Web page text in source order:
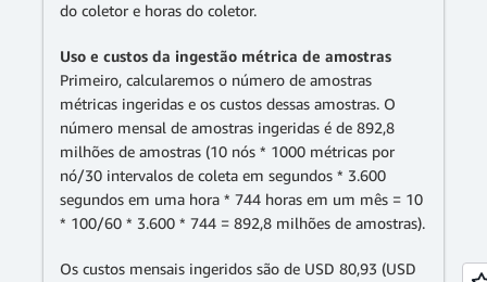
do coletor e horas do coletor.
Uso e custos da ingestão métrica de amostras
Primeiro, calcularemos o número de amostras
métricas ingeridas e os custos dessas amostras. O
número mensal de amostras ingeridas é de 892,8
milhões de amostras (10 nós * 1000 métricas por
nó/30 intervalos de coleta em segundos * 3.600
segundos em uma hora * 744 horas em um mês = 10
* 100/60 * 3.600 * 744 = 892,8 milhões de amostras).
Os custos mensais ingeridos são de USD 80,93 (USD